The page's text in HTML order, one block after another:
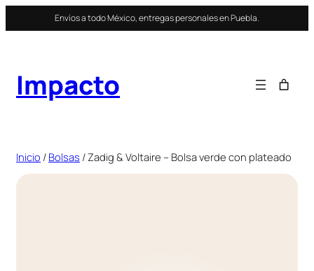
al
Envíos a todo México, entregas personales en Puebla.
Impacto
Inicio / Bolsas / Zadig & Voltaire – Bolsa verde con plateado